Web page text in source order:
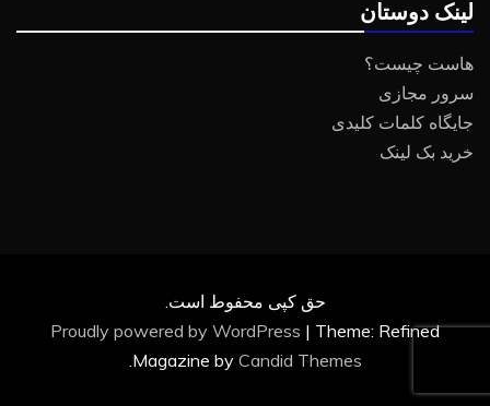
لینک دوستان
هاست چیست؟
سرور مجازی
جایگاه کلمات کلیدی
خرید بک لینک
حق کپی محفوط است.
Proudly powered by WordPress | Theme: Refined
Magazine by Candid Themes